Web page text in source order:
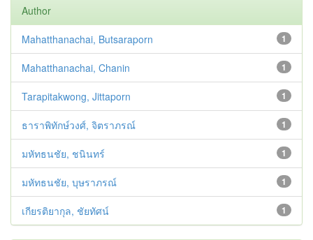
Author
1
Mahatthanachai, Butsaraporn
1
Mahatthanachai, Chanin
1
Tarapitakwong, Jittaporn
1
ธาราพิทักษ์วงศ์, จิตราภรณ์
1
มหัทธนชัย, ชนินทร์
1
มหัทธนชัย, บุษราภรณ์
1
เกียรติยากุล, ชัยทัศน์